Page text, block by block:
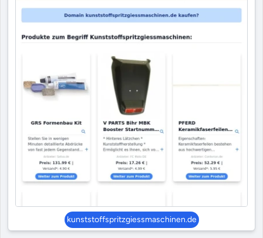
kunststoffspritzgiessmaschinen.de